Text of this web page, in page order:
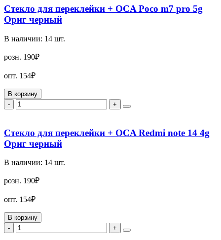
Стекло для переклейки + OCA Poco m7 pro 5g
Ориг черный
В наличии: 14 шт.
розн. 190₽
опт. 154₽
В корзину
-
+
Стекло для переклейки + OCA Redmi note 14 4g
Ориг черный
В наличии: 14 шт.
розн. 190₽
опт. 154₽
В корзину
-
+